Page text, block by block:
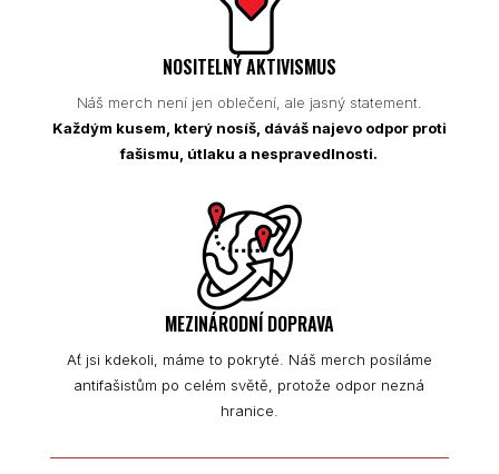
NOSITELNÝ AKTIVISMUS
Náš merch není jen oblečení, ale jasný statement.
Každým kusem, který nosíš, dáváš najevo odpor proti
fašismu, útlaku a nespravedlnosti.
MEZINÁRODNÍ DOPRAVA
Ať jsi kdekoli, máme to pokryté. Náš merch posíláme
antifašistům po celém světě, protože odpor nezná
hranice.